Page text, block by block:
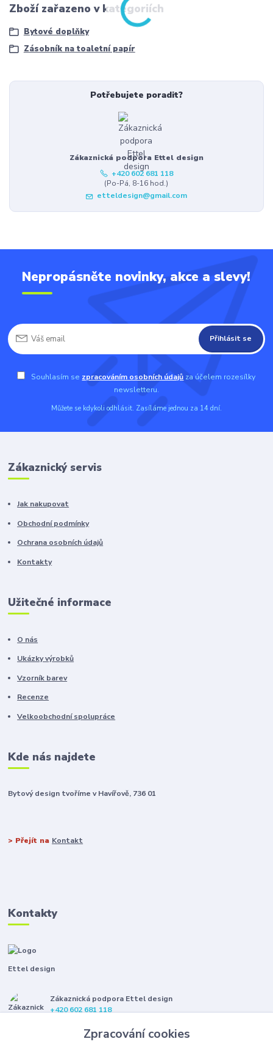
Zboží zařazeno v kategoriích
Bytové doplňky
Zásobník na toaletní papír
Potřebujete poradit?
Zákaznická podpora Ettel design
+420 602 681 118
(Po-Pá, 8-16 hod.)
etteldesign@gmail.com
Nepropásněte novinky, akce a slevy!
Přihlásit se
Souhlasím se zpracováním osobních údajů za účelem rozesílky
newsletteru.
Můžete se kdykoli odhlásit. Zasíláme jednou za 14 dní.
Zákaznický servis
Jak nakupovat
Obchodní podmínky
Ochrana osobních údajů
Kontakty
Užitečné informace
O nás
Ukázky výrobků
Vzorník barev
Recenze
Velkoobchodní spolupráce
Kde nás najdete
Bytový design tvoříme v Havířově, 736 01
> Přejít na Kontakt
Kontakty
Ettel design
Zákaznická podpora Ettel design
+420 602 681 118
Zpracování cookies